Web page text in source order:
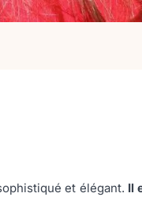
et élégant. Il